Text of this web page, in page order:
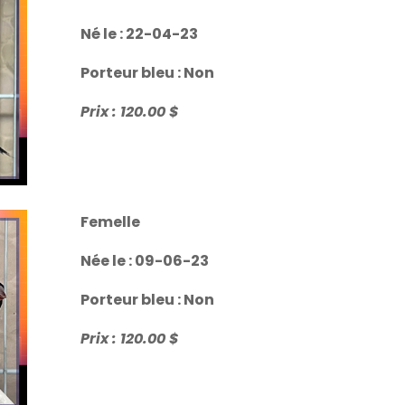
Né le : 22-04-23
Porteur bleu : Non
Prix : 120.00 $
Femelle
Née le : 09-06-23
Porteur bleu : Non
Prix : 120.00 $